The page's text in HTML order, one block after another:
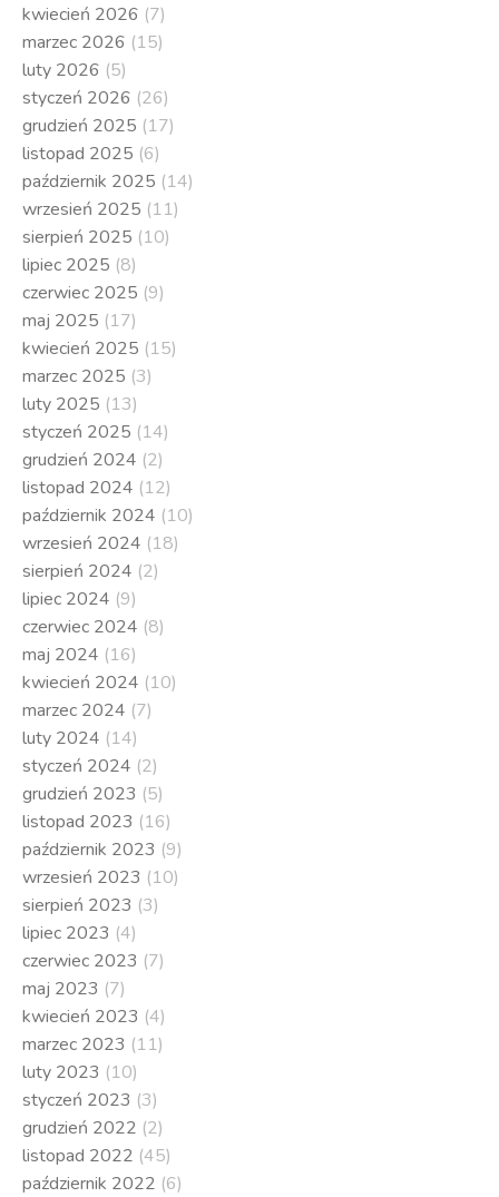
kwiecień 2026 (7)
marzec 2026 (15)
luty 2026 (5)
styczeń 2026 (26)
grudzień 2025 (17)
listopad 2025 (6)
październik 2025 (14)
wrzesień 2025 (11)
sierpień 2025 (10)
lipiec 2025 (8)
czerwiec 2025 (9)
maj 2025 (17)
kwiecień 2025 (15)
marzec 2025 (3)
luty 2025 (13)
styczeń 2025 (14)
grudzień 2024 (2)
listopad 2024 (12)
październik 2024 (10)
wrzesień 2024 (18)
sierpień 2024 (2)
lipiec 2024 (9)
czerwiec 2024 (8)
maj 2024 (16)
kwiecień 2024 (10)
marzec 2024 (7)
luty 2024 (14)
styczeń 2024 (2)
grudzień 2023 (5)
listopad 2023 (16)
październik 2023 (9)
wrzesień 2023 (10)
sierpień 2023 (3)
lipiec 2023 (4)
czerwiec 2023 (7)
maj 2023 (7)
kwiecień 2023 (4)
marzec 2023 (11)
luty 2023 (10)
styczeń 2023 (3)
grudzień 2022 (2)
listopad 2022 (45)
październik 2022 (6)